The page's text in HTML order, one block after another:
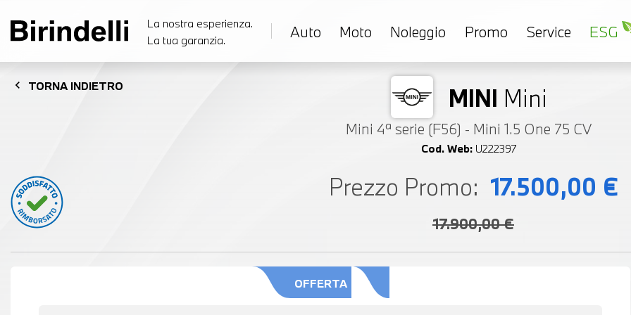
La nostra esperienza.
La tua garanzia.
Auto Moto Noleggio Promo Service ESG
chevron_left TORNA INDIETRO MINI Mini
Mini 4ª serie (F56) - Mini 1.5 One 75 CV
Cod. Web: U222397
Prezzo Promo: 17.500,00 €
17.900,00 €
OFFERTA